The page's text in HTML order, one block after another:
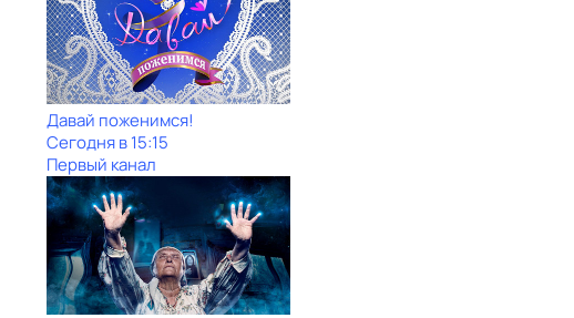
Давай поженимся!
Сегодня в 15:15
Первый канал